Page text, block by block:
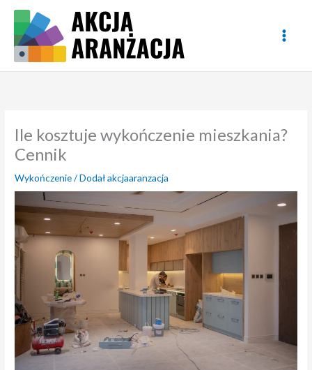
treści
Ile kosztuje wykończenie mieszkania?
Cennik
Wykończenie/ Dodałakcjaaranzacja